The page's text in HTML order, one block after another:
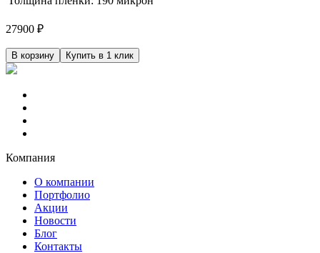
27900 ₽
В корзину Купить в 1 клик
Компания
О компании
Портфолио
Акции
Новости
Блог
Контакты